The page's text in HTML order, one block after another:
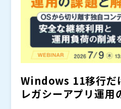
段を選択することで、納期
取る考え方をお伝えします。
内説明や意思決定に必要な
ように評価すべきか ・どの
肢になり得るのか といった
照らして判断するための視
新品・再生品・レンタル・
に応じて使い分けるTier別
す。
マジセミ株式会社（）
※共催、協賛、協力、講演企
れる可能性があります。
Windows 11移行だ
レガシーアプリ運用